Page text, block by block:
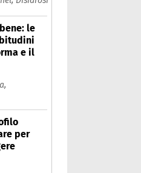
le
e il
per